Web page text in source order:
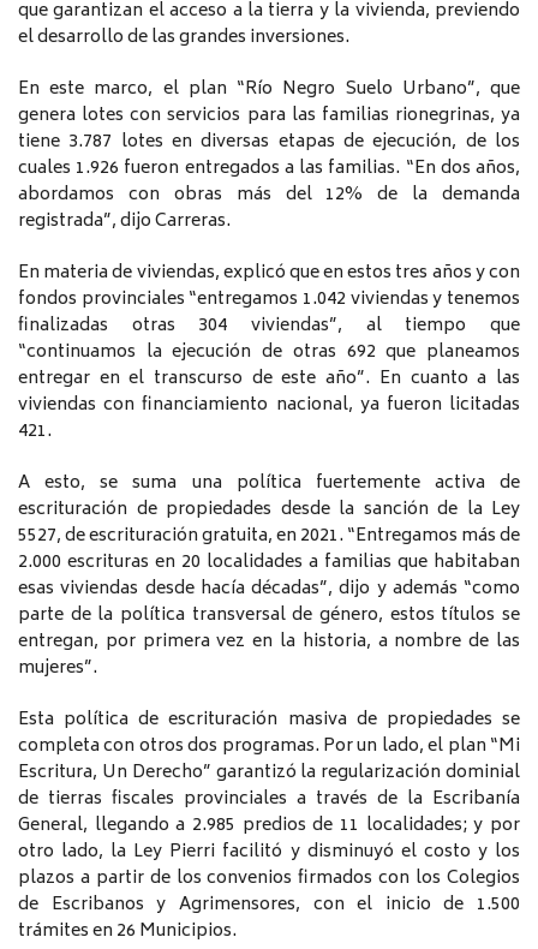
que garantizan el acceso a la tierra y la vivienda, previendo
el desarrollo de las grandes inversiones.
En este marco, el plan “Río Negro Suelo Urbano”, que
genera lotes con servicios para las familias rionegrinas, ya
tiene 3.787 lotes en diversas etapas de ejecución, de los
cuales 1.926 fueron entregados a las familias. “En dos años,
abordamos con obras más del 12% de la demanda
registrada”, dijo Carreras.
En materia de viviendas, explicó que en estos tres años y con
fondos provinciales “entregamos 1.042 viviendas y tenemos
finalizadas otras 304 viviendas”, al tiempo que
“continuamos la ejecución de otras 692 que planeamos
entregar en el transcurso de este año”. En cuanto a las
viviendas con financiamiento nacional, ya fueron licitadas
421.
A esto, se suma una política fuertemente activa de
escrituración de propiedades desde la sanción de la Ley
5527, de escrituración gratuita, en 2021. “Entregamos más de
2.000 escrituras en 20 localidades a familias que habitaban
esas viviendas desde hacía décadas”, dijo y además “como
parte de la política transversal de género, estos títulos se
entregan, por primera vez en la historia, a nombre de las
mujeres”.
Esta política de escrituración masiva de propiedades se
completa con otros dos programas. Por un lado, el plan “Mi
Escritura, Un Derecho” garantizó la regularización dominial
de tierras fiscales provinciales a través de la Escribanía
General, llegando a 2.985 predios de 11 localidades; y por
otro lado, la Ley Pierri facilitó y disminuyó el costo y los
plazos a partir de los convenios firmados con los Colegios
de Escribanos y Agrimensores, con el inicio de 1.500
trámites en 26 Municipios.